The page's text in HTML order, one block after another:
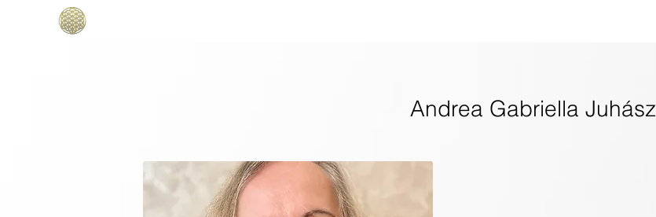
Andrea Gabriella Juhász